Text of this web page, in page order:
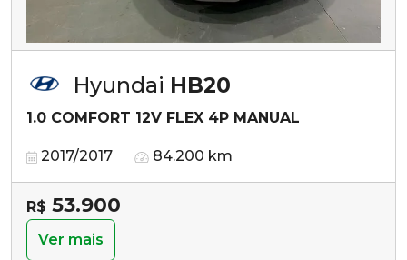
Hyundai HB20
1.0 COMFORT 12V FLEX 4P MANUAL
2017/2017 84.200 km
R$ 53.900
Ver mais